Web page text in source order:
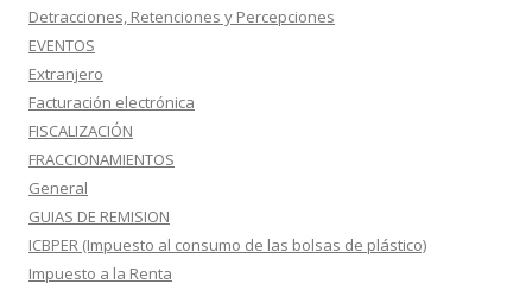
Detracciones, Retenciones y Percepciones
EVENTOS
Extranjero
Facturación electrónica
FISCALIZACIÓN
FRACCIONAMIENTOS
General
GUIAS DE REMISION
ICBPER (Impuesto al consumo de las bolsas de plástico)
Impuesto a la Renta